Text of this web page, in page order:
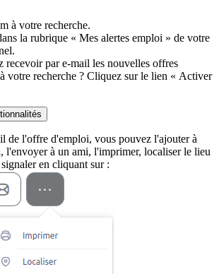
à votre recherche.
la rubrique « Mes alertes emploi » de votre
recevoir par e-mail les nouvelles offres
votre recherche ? Cliquez sur le lien « Activer
de l'offre d'emploi, vous pouvez l'ajouter à
l'envoyer à un ami, l'imprimer, localiser le lieu
en cliquant sur :